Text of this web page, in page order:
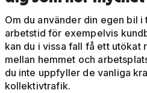
Om du använder din egen bil i
arbetstid för exempelvis
kan du i vissa fall få ett utökat
mellan hemmet och
du inte uppfyller de vanliga
kollektivtrafik.